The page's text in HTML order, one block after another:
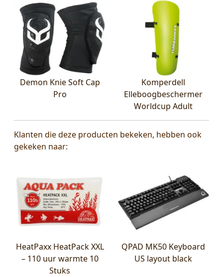
Demon Knie Soft Cap
Pro
Komperdell
Elleboogbeschermer
Worldcup Adult
Klanten die deze producten bekeken, hebben ook
gekeken naar:
HeatPaxx HeatPack XXL
– 110 uur warmte 10
Stuks
QPAD MK50 Keyboard
US layout black